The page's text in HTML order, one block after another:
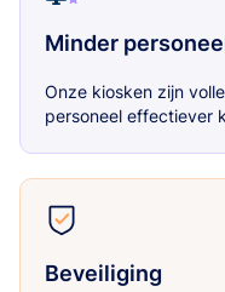
Minder
Onze kiosken zijn
personeel effectiever
Beveiliging